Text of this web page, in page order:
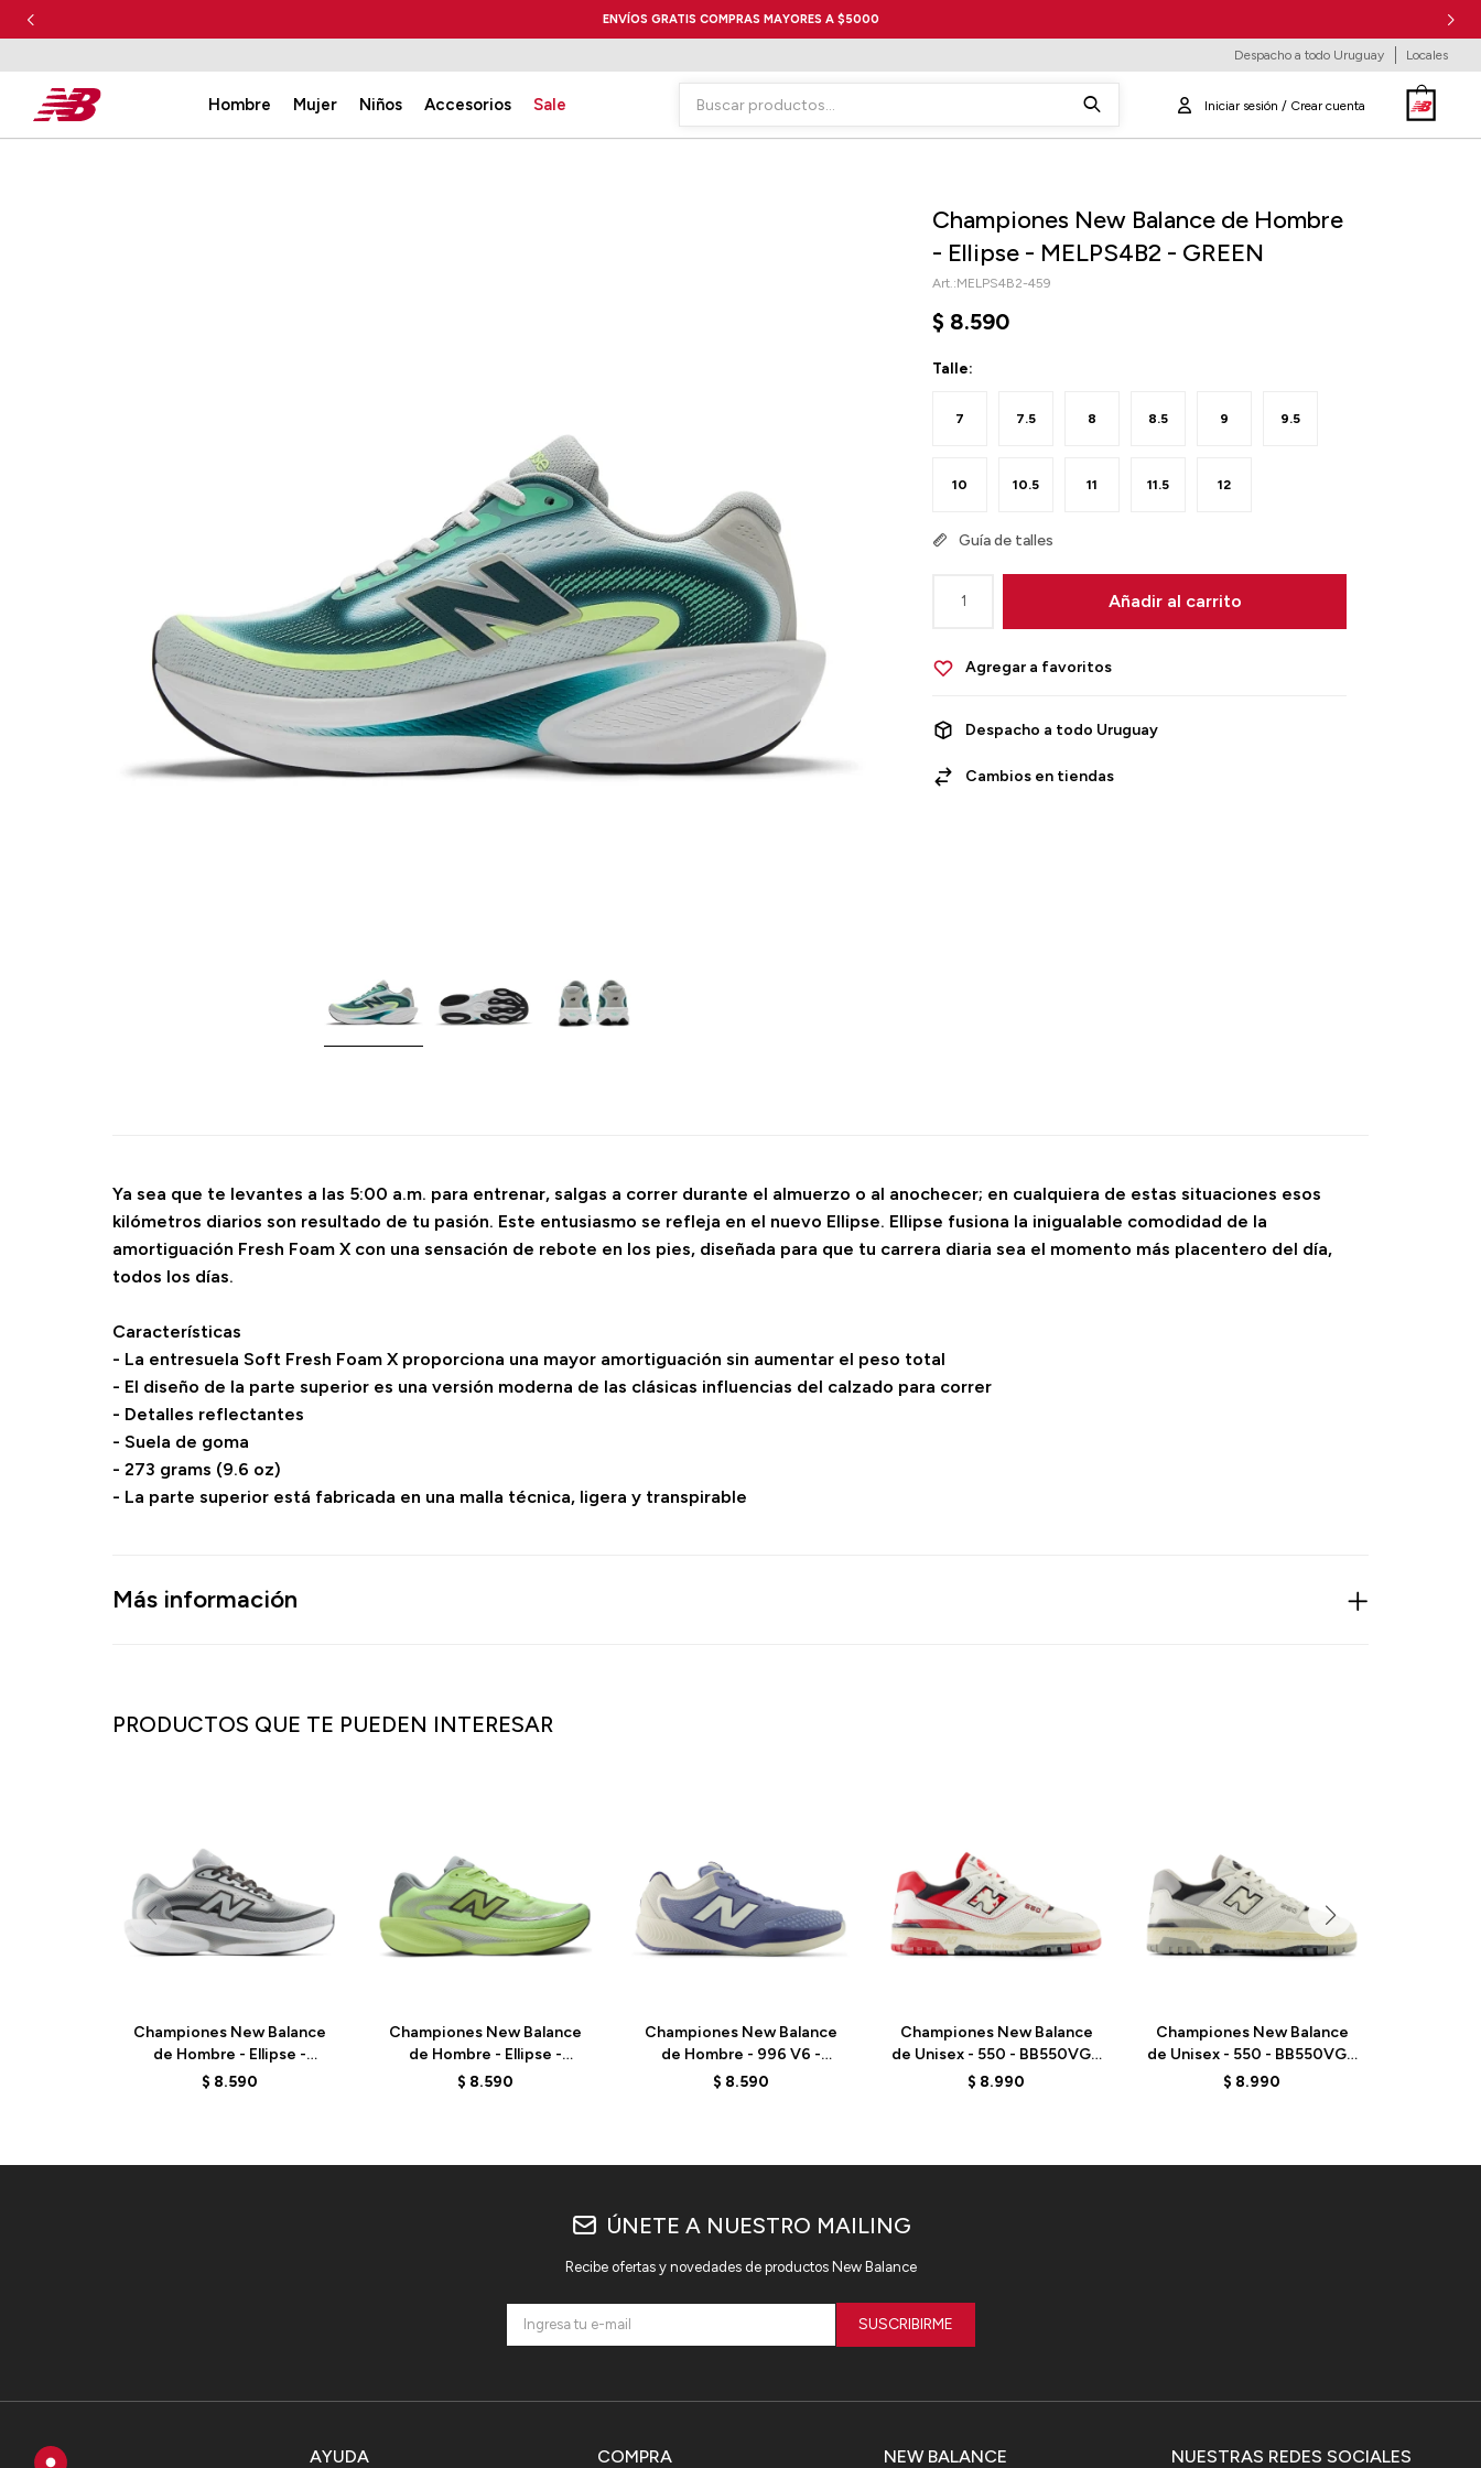
ENVÍOS GRATIS COMPRAS MAYORES A $5000
Hombre Mujer Niños Accesorios Sale
Despacho a todo Uruguay Locales
Championes New Balance de Hombre
- Ellipse - MELPS4B2 - GREEN
MELPS4B2-459
$ 8.590
Talle:
7 7.5 8 8.5 9 9.5
10 10.5 11 11.5 12
Guía de talles
1 Añadir al carrito
Despacho a todo Uruguay
Cambios en tiendas
Ya sea que te levantes a las 5:00 a.m. para entrenar, salgas a correr durante el almuerzo o al anochecer; en cualquiera de estas situaciones esos
kilómetros diarios son resultado de tu pasión. Este entusiasmo se refleja en el nuevo Ellipse. Ellipse fusiona la inigualable comodidad de la
amortiguación Fresh Foam X con una sensación de rebote en los pies, diseñada para que tu carrera diaria sea el momento más placentero del día,
todos los días.
Características
- La entresuela Soft Fresh Foam X proporciona una mayor amortiguación sin aumentar el peso total
- El diseño de la parte superior es una versión moderna de las clásicas influencias del calzado para correr
- Detalles reflectantes
- Suela de goma
- 273 grams (9.6 oz)
- La parte superior está fabricada en una malla técnica, ligera y transpirable
Más información
PRODUCTOS QUE TE PUEDEN INTERESAR
Championes New Balance
de Hombre - Ellipse -
MELPS79X - GREY
$ 8.590
Championes New Balance
de Hombre - Ellipse -
MELPS78S - GREEN
$ 8.590
Championes New Balance
de Hombre - 996 V6 -
MCH996F6 - ELD
$ 8.590
Championes New Balance
de Unisex - 550 - BB550VGA
- VINTAGE RED
$ 8.990
Championes New Balance
de Unisex - 550 - BB550VGB
- SEA SALT
$ 8.990
AYUDA NEW BALANCE
COMPRA NUESTRAS REDES SOCIALES
ÚNETE A NUESTRO MAILING
Recibe ofertas y novedades de productos New Balance
SUSCRIBIRME